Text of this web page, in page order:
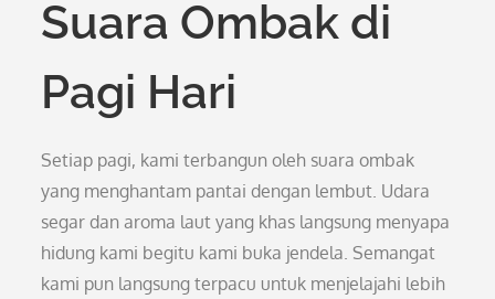
Suara Ombak di
Pagi Hari
Setiap pagi, kami terbangun oleh suara ombak
yang menghantam pantai dengan lembut. Udara
segar dan aroma laut yang khas langsung menyapa
hidung kami begitu kami buka jendela. Semangat
kami pun langsung terpacu untuk menjelajahi lebih